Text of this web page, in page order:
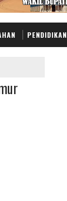
PENDIDIKAN